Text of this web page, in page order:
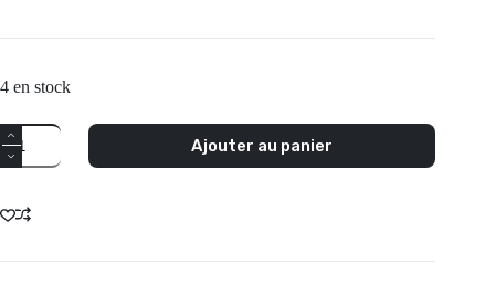
4 en stock
Quantité
Accufast
Hcg
Cassette
1S
Ajouter au panier